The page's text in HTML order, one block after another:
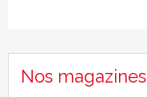
Nos magazines